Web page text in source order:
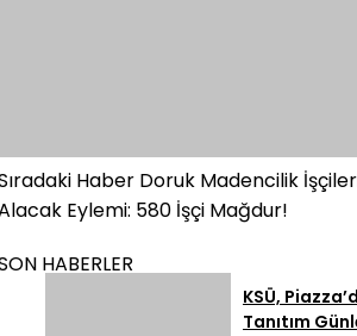
Haber Doruk Madencilik
Eylemi: 580 İşçi Mağdur!
HABERLER
KSÜ,
Tanıtım